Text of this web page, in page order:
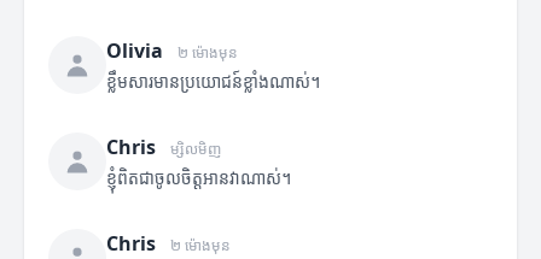
Olivia ២ ម៉ោងមុន
ខ្លឹមសារមានប្រយោជន៍ខ្លាំងណាស់។
Chris ម្សិលមិញ
ខ្ញុំពិតជាចូលចិត្តអានវាណាស់។
Chris ២ ម៉ោងមុន